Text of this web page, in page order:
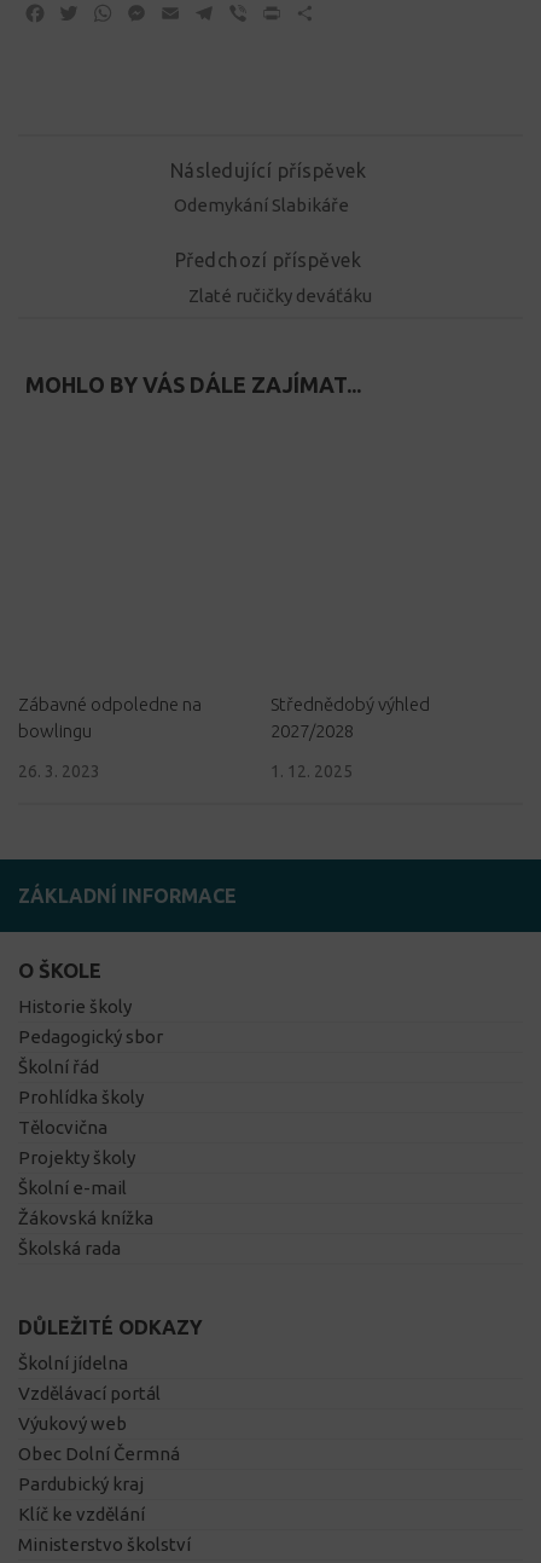
Facebook
TwitterWhatsApp
Messenger
Email Telegram
Viber Print
Následující příspěvek
Odemykání Slabikáře
Předchozí příspěvek
Zlaté ručičky deváťáku
MOHLO BY VÁS DÁLE ZAJÍMAT...
Zábavné odpoledne na
bowlingu
26. 3. 2023
Střednědobý výhled
2027/2028
1. 12. 2025
ZÁKLADNÍ INFORMACE
O ŠKOLE
Historie školy
Pedagogický sbor
Školní řád
Prohlídka školy
Tělocvična
Projekty školy
Školní e-mail
Žákovská knížka
Školská rada
DŮLEŽITÉ ODKAZY
Školní jídelna
Vzdělávací portál
Výukový web
Obec Dolní Čermná
Pardubický kraj
Klíč ke vzdělání
Ministerstvo školství